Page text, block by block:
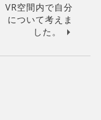
VR空間内で自分
について考えま
した。